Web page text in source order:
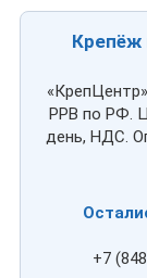
Крепёж
PPB по РФ.
день, НДС.
+7